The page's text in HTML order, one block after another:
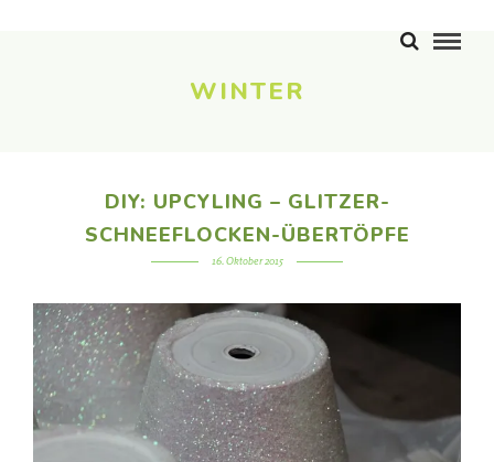
WINTER
DIY: UPCYLING – GLITZER-
SCHNEEFLOCKEN-ÜBERTÖPFE
16. Oktober 2015